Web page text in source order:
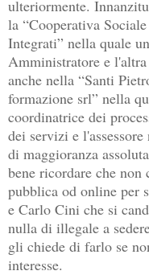
ulteriormente.
la “Cooperativa
Integrati” nella quale
Amministratore e
anche nella “Santi
formazione srl” nella
coordinatrice dei
dei servizi e
di maggioranza
bene ricordare che non
pubblica od online per
e Carlo Cini che si
nulla di illegale a
gli chiede di farlo se
interesse.